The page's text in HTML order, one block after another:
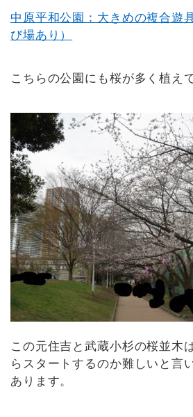
中原平和公園：大きめの複合遊
び場あり）
こちらの公園にも桜が多く植え
この元住吉と武蔵小杉の桜並木
らスタートするのか難しいと言
あります。